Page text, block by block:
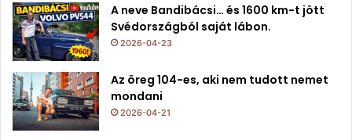
A neve Bandibácsi… és 1600 km-t jött
Svédországból saját lábon.
2026-04-23
Az öreg 104-es, aki nem tudott nemet
mondani
2026-04-21